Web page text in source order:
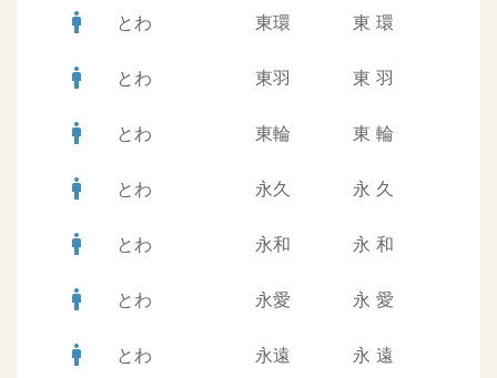
man とわ 東環 東 環
man とわ 東羽 東 羽
man とわ 東輪 東 輪
man とわ 永久 永 久
man とわ 永和 永 和
man とわ 永愛 永 愛
man とわ 永遠 永 遠